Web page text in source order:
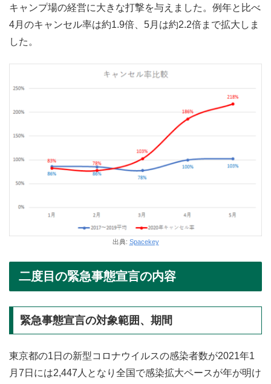
キャンプ場の経営に大きな打撃を与えました。例年と比べ
4月のキャンセル率は約1.9倍、5月は約2.2倍まで拡大しま
した。
出典: Spacekey
二度目の緊急事態宣言の内容
緊急事態宣言の対象範囲、期間
東京都の1日の新型コロナウイルスの感染者数が2021年1
月7日には2,447人となり全国で感染拡大ペースが年が明け